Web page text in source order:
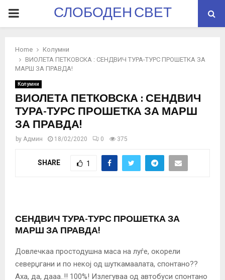
PRIMARYСЛОБОДЕН СВЕТ
Home
Колумни
ВИОЛЕТА ПЕТКОВСКА : СЕНДВИЧ ТУРА-ТУРС ПРОШЕТКА ЗА
МАРШ ЗА ПРАВДА!
Колумни
ВИОЛЕТА ПЕТКОВСКА : СЕНДВИЧ
ТУРА-ТУРС ПРОШЕТКА ЗА МАРШ
ЗА ПРАВДА!
by Админ 18/02/2020 0 375
SHARE 1
СЕНДВИЧ ТУРА-ТУРС ПРОШЕТКА ЗА
МАРШ ЗА ПРАВДА!
Довлечкаа простодушна маса на луѓе, окорели
северџгани и по некој од шуткамаалата, спонтано??
Аха, да, дааа..!! 100%! Излегуваа од автобуси спонтано